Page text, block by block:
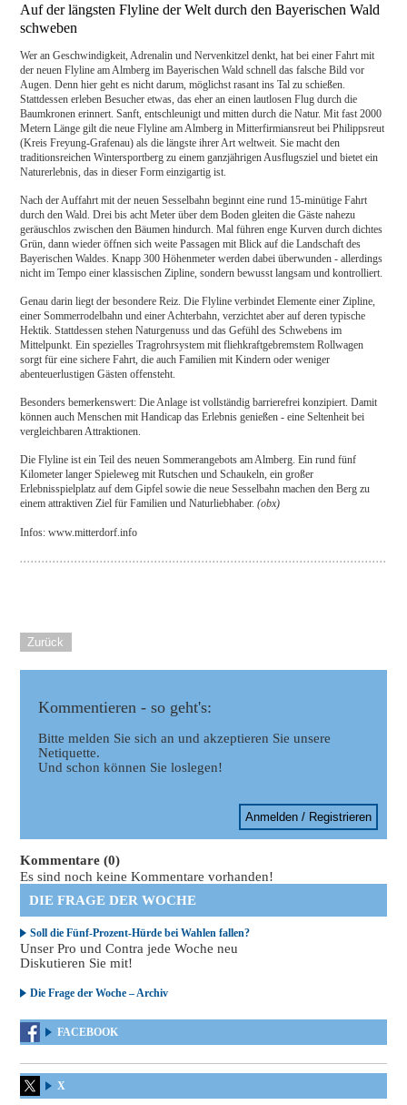
Auf der längsten Flyline der Welt durch den Bayerischen Wald
schweben
Wer an Geschwindigkeit, Adrenalin und Nervenkitzel denkt, hat bei einer Fahrt mit
der neuen Flyline am Almberg im Bayerischen Wald schnell das falsche Bild vor
Augen. Denn hier geht es nicht darum, möglichst rasant ins Tal zu schießen.
Stattdessen erleben Besucher etwas, das eher an einen lautlosen Flug durch die
Baumkronen erinnert. Sanft, entschleunigt und mitten durch die Natur. Mit fast 2000
Metern Länge gilt die neue Flyline am Almberg in Mitterfirmiansreut bei Philippsreut
(Kreis Freyung-Grafenau) als die längste ihrer Art weltweit. Sie macht den
traditionsreichen Wintersportberg zu einem ganzjährigen Ausflugsziel und bietet ein
Naturerlebnis, das in dieser Form einzigartig ist.
Nach der Auffahrt mit der neuen Sesselbahn beginnt eine rund 15-minütige Fahrt
durch den Wald. Drei bis acht Meter über dem Boden gleiten die Gäste nahezu
geräuschlos zwischen den Bäumen hindurch. Mal führen enge Kurven durch dichtes
Grün, dann wieder öffnen sich weite Passagen mit Blick auf die Landschaft des
Bayerischen Waldes. Knapp 300 Höhenmeter werden dabei überwunden - allerdings
nicht im Tempo einer klassischen Zipline, sondern bewusst langsam und kontrolliert.
Genau darin liegt der besondere Reiz. Die Flyline verbindet Elemente einer Zipline,
einer Sommerrodelbahn und einer Achterbahn, verzichtet aber auf deren typische
Hektik. Stattdessen stehen Naturgenuss und das Gefühl des Schwebens im
Mittelpunkt. Ein spezielles Tragrohrsystem mit fliehkraftgebremstem Rollwagen
sorgt für eine sichere Fahrt, die auch Familien mit Kindern oder weniger
abenteuerlustigen Gästen offensteht.
Besonders bemerkenswert: Die Anlage ist vollständig barrierefrei konzipiert. Damit
können auch Menschen mit Handicap das Erlebnis genießen - eine Seltenheit bei
vergleichbaren Attraktionen.
Die Flyline ist ein Teil des neuen Sommerangebots am Almberg. Ein rund fünf
Kilometer langer Spieleweg mit Rutschen und Schaukeln, ein großer
Erlebnisspielplatz auf dem Gipfel sowie die neue Sesselbahn machen den Berg zu
einem attraktiven Ziel für Familien und Naturliebhaber.(obx)
Infos: www.mitterdorf.info
Zurück
Kommentieren - so geht's:
Bitte melden Sie sich an und akzeptieren Sie unsere
Netiquette.
Und schon können Sie loslegen!
Anmelden / Registrieren
Kommentare (0)
Es sind noch keine Kommentare vorhanden!
DIE FRAGE DER WOCHE
Soll die Fünf-Prozent-Hürde bei Wahlen fallen?
Unser Pro und Contra jede Woche neu
Diskutieren Sie mit!
Die Frage der Woche – Archiv
FACEBOOK
X